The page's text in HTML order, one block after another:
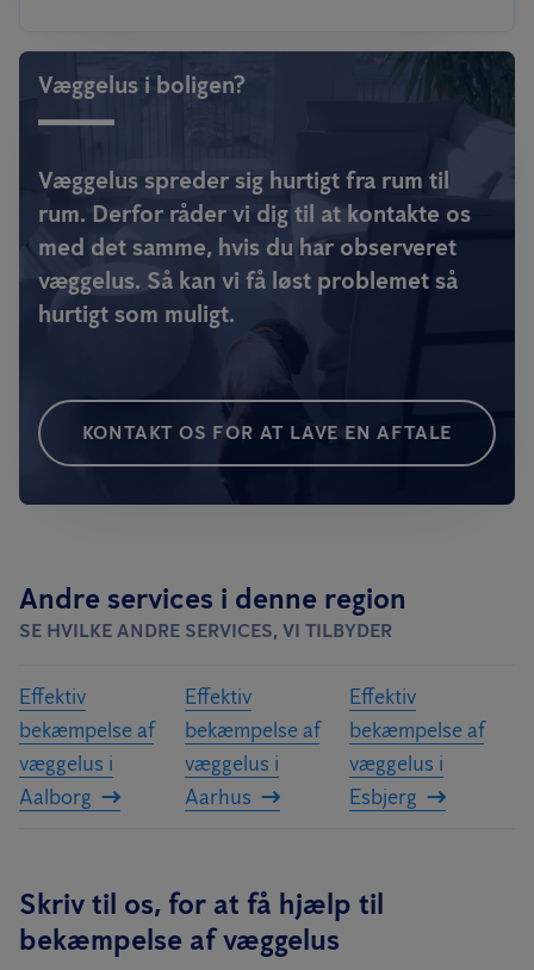
Væggelus i boligen?
Væggelus spreder sig hurtigt fra rum til
rum. Derfor råder vi dig til at kontakte os
med det samme, hvis du har observeret
væggelus. Så kan vi få løst problemet så
hurtigt som muligt.
KONTAKT OS FOR AT LAVE EN AFTALE
Andre services i denne region
SE HVILKE ANDRE SERVICES, VI TILBYDER
Effektiv
bekæmpelse af
væggelus i
Aalborg
Effektiv
bekæmpelse af
væggelus i
Aarhus
Effektiv
bekæmpelse af
væggelus i
Esbjerg
Skriv til os, for at få hjælp til
bekæmpelse af væggelus